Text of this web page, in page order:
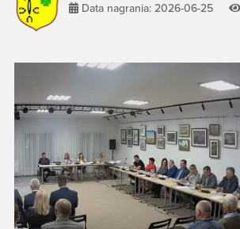
Data nagrania: 2026-06-25